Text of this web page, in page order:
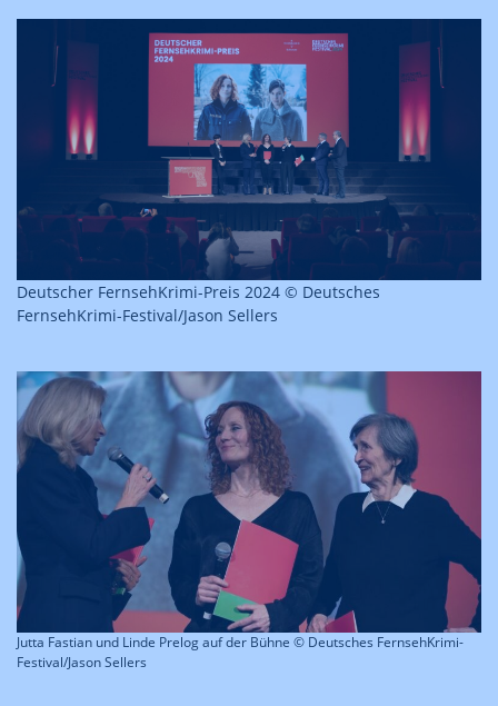
Deutscher FernsehKrimi-Preis 2024 © Deutsches
FernsehKrimi-Festival/Jason Sellers
Jutta Fastian und Linde Prelog auf der Bühne © Deutsches FernsehKrimi-
Festival/Jason Sellers